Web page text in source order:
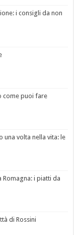
i consigli da non
come puoi fare
una volta nella vita: le
Romagna: i piatti da
di Rossini